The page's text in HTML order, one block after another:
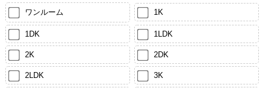
ワンルーム 1K
1DK 1LDK
2K 2DK
2LDK 3K